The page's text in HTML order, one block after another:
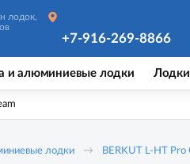
лодок,
+7-916-269-8866
и алюминиевые лодки
лодки BERKUT L-HT